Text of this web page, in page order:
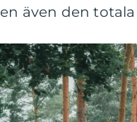
även den